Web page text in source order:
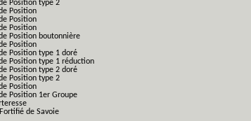
Position type 2
Position
Position
Position
Position boutonnière
Position
Position type 1 doré
Position type 1 réduction
Position type 2 doré
Position type 2
Position
Position 1er Groupe
de Savoie